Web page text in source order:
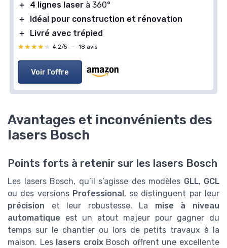
＋
4 lignes laser à 360°
＋
Idéal pour construction et rénovation
＋
Livré avec trépied
★★★★★
★★★★★ 4,2/5 — 18 avis
Voir l'offre
Avantages et inconvénients des
lasers Bosch
Points forts à retenir sur les lasers Bosch
Les lasers Bosch, qu’il s’agisse des modèles GLL, GCL
ou des versions Professional , se distinguent par leur
précision et leur robustesse. La mise à niveau
automatique est un atout majeur pour gagner du
temps sur le chantier ou lors de petits travaux à la
maison. Les lasers croixBosch offrent une excellente